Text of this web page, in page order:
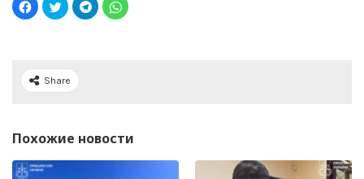
Share
Похожие новости